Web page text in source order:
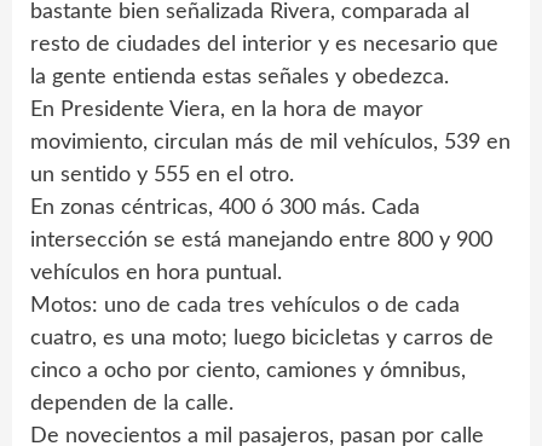
bastante bien señalizada Rivera, comparada al
resto de ciudades del interior y es necesario que
la gente entienda estas señales y obedezca.
En Presidente Viera, en la hora de mayor
movimiento, circulan más de mil vehículos, 539 en
un sentido y 555 en el otro.
En zonas céntricas, 400 ó 300 más. Cada
intersección se está manejando entre 800 y 900
vehículos en hora puntual.
Motos: uno de cada tres vehículos o de cada
cuatro, es una moto; luego bicicletas y carros de
cinco a ocho por ciento, camiones y ómnibus,
dependen de la calle.
De novecientos a mil pasajeros, pasan por calle